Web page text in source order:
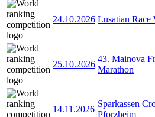
24.10.2026 Lusatian Race
25.10.2026
43. Mainova
Marathon
14.11.2026
Sparkassen
Pforzheim